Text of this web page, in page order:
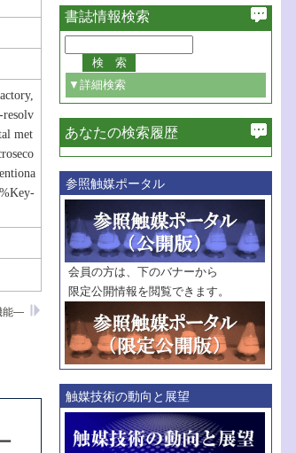
resolv
met
能―
書誌情報検索
▼詳細検索
必ず含む
巻・号指定
巻
号
範囲指定
巻
号～
巻
号
触媒年鑑
年度
記事種別
マーク：
マークあり
あなたの検索履歴
参照触媒ポータル
会員の方は、下のバナーから
限定公開情報を閲覧できます。
触媒技術の動向と展望